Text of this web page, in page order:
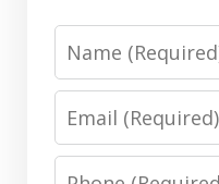
Name
Email
Phone